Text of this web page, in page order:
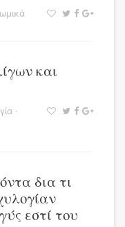
και
·
δια τι
εστί του